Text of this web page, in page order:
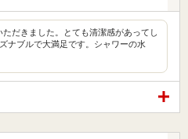
だきました。とても清潔感があってし
ナブルで大満足です。シャワーの水